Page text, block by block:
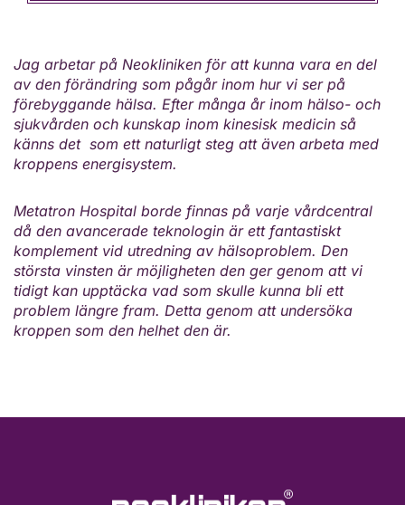
Jag arbetar på Neokliniken för att kunna vara en del
av den förändring som pågår inom hur vi ser på
förebyggande hälsa. Efter många år inom hälso- och
sjukvården och kunskap inom kinesisk medicin så
känns det som ett naturligt steg att även arbeta med
kroppens energisystem.
Metatron Hospital borde finnas på varje vårdcentral
då den avancerade teknologin är ett fantastiskt
komplement vid utredning av hälsoproblem. Den
största vinsten är möjligheten den ger genom att vi
tidigt kan upptäcka vad som skulle kunna bli ett
problem längre fram. Detta genom att undersöka
kroppen som den helhet den är.